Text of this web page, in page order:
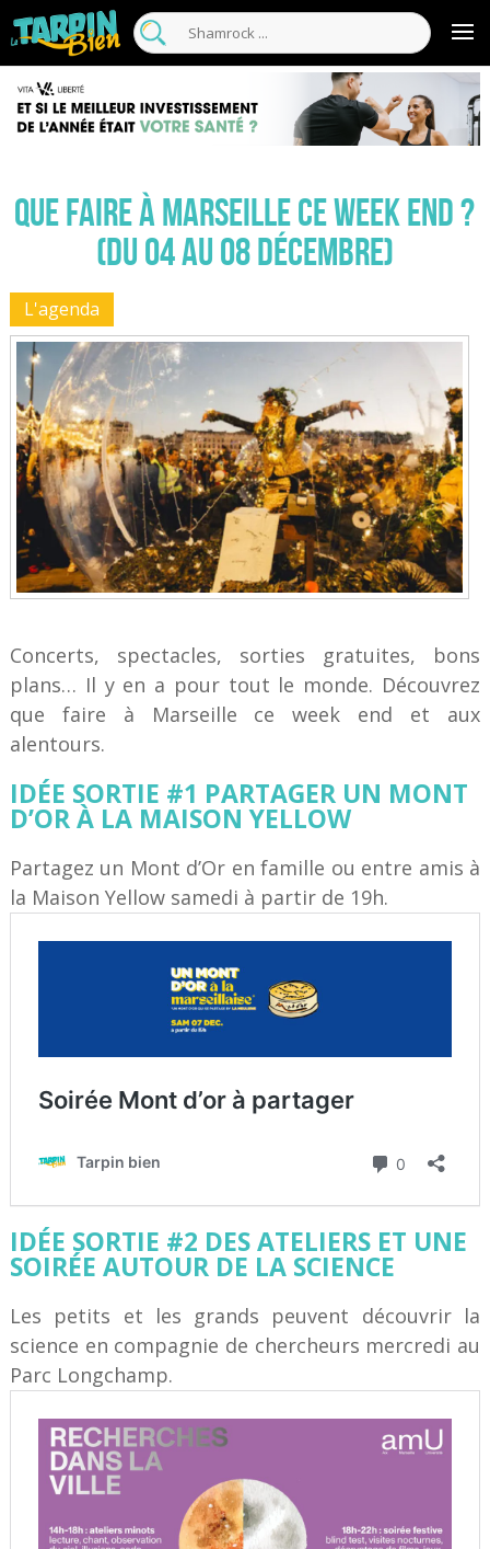
Que faire à Marseille ce week end ?
(du 04 au 08 décembre)
L'agenda
Concerts, spectacles, sorties gratuites, bons
plans… Il y en a pour tout le monde. Découvrez
que faire à Marseille ce week end et aux
alentours.
IDÉE SORTIE #1 PARTAGER UN MONT
D’OR À LA MAISON YELLOW
Partagez un Mont d’Or en famille ou entre amis à
la Maison Yellow samedi à partir de 19h.
IDÉE SORTIE #2 DES ATELIERS ET UNE
SOIRÉE AUTOUR DE LA SCIENCE
Les petits et les grands peuvent découvrir la
science en compagnie de chercheurs mercredi au
Parc Longchamp.